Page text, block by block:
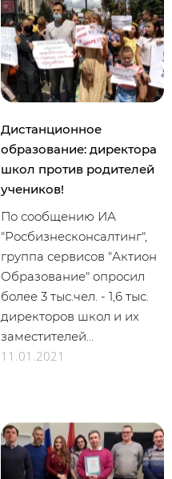
Дистанционное
образование: директора
школ против родителей
учеников!
По сообщению ИА
"Росбизнесконсалтинг",
группа сервисов "Актион
Образование" опросил
более 3 тыс.чел. - 1,6 тыс.
директоров школ и их
заместителей...
11.01.2021